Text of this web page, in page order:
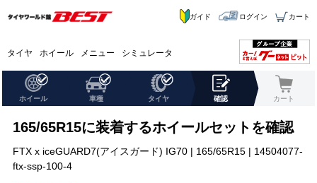
タイヤ ホイール メニュー シミュレータ
ガイド ログイン カート
ホイール 車種 タイヤ 確認 カート
165/65R15に装着するホイールセットを確認
FTX x iceGUARD7(アイスガード) IG70 | 165/65R15 | 14504077-
ftx-ssp-100-4